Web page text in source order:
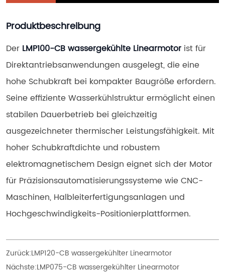
Produktbeschreibung
Der LMP100-CB wassergekühlte Linearmotor ist für
Direktantriebsanwendungen ausgelegt, die eine
hohe Schubkraft bei kompakter Baugröße erfordern.
Seine effiziente Wasserkühlstruktur ermöglicht einen
stabilen Dauerbetrieb bei gleichzeitig
ausgezeichneter thermischer Leistungsfähigkeit. Mit
hoher Schubkraftdichte und robustem
elektromagnetischem Design eignet sich der Motor
für Präzisionsautomatisierungssysteme wie CNC-
Maschinen, Halbleiterfertigungsanlagen und
Hochgeschwindigkeits-Positionierplattformen.
Zurück:LMP120-CB wassergekühlter Linearmotor
Nächste:LMP075-CB wassergekühlter Linearmotor